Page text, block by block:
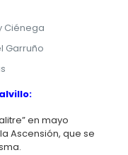
Ciénega
Garruño
en mayo
Ascensión, que se